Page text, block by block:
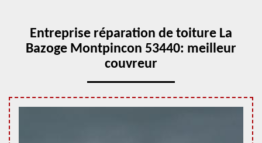
Entreprise réparation de toiture La
Bazoge Montpincon 53440: meilleur
couvreur